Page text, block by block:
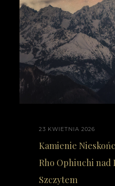
23 KWIETNIA 2026
Kamienie
Rho Ophiuchi nad
Szczytem